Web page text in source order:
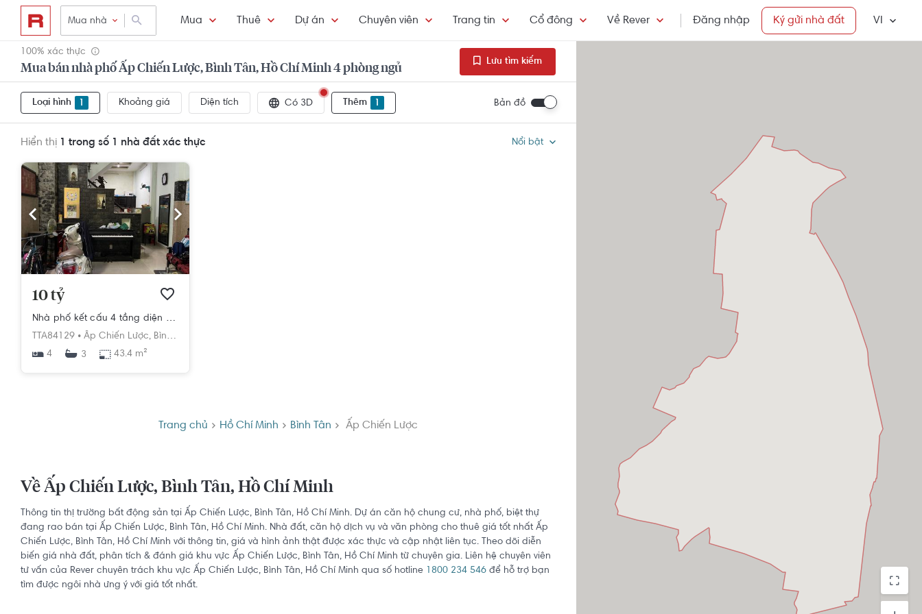
Mua nhà Mua Thuê Dự án Chuyên viên Trang tin Cổ đông Về Rever Đăng nhập Ký gửi nhà đất VI
100% xác thực
Mua bán nhà phố Ấp Chiến Lược, Bình Tân, Hồ Chí Minh 4 phòng ngủ
Lưu tìm kiếm
Loại hình Khoảng giá Diện tích Có 3D Thêm Bản đồ
Hiển thị 1 trong số 1 nhà đất xác thực Nổi bật
10 tỷ
Nhà phố kết cấu 4 tầng diện tích 43.4m2, khu vực dân cư đông đúc.
TTA84129 • Ấp Chiến Lược, Bình Trị Đông,
4
3 43.4 m²
Trang chủ Hồ Chí Minh Bình Tân Ấp Chiến Lược
Về Ấp Chiến Lược, Bình Tân, Hồ Chí Minh
Thông tin thị trường bất động sản tại Ấp Chiến Lược, Bình Tân, Hồ Chí Minh. Dự án căn hộ chung cư, nhà phố, biệt thự
đang rao bán tại Ấp Chiến Lược, Bình Tân, Hồ Chí Minh. Nhà đất, căn hộ dịch vụ và văn phòng cho thuê giá tốt nhất Ấp
Chiến Lược, Bình Tân, Hồ Chí Minh với thông tin, giá và hình ảnh thật được xác thực và cập nhật liên tục. Theo dõi diễn
biến giá nhà đất, phân tích & đánh giá khu vực Ấp Chiến Lược, Bình Tân, Hồ Chí Minh từ chuyên gia. Liên hệ chuyên viên
tư vấn của Rever chuyên trách khu vực Ấp Chiến Lược, Bình Tân, Hồ Chí Minh qua số hotline 1800 234 546 để hỗ trợ bạn
tìm được ngôi nhà ưng ý với giá tốt nhất.